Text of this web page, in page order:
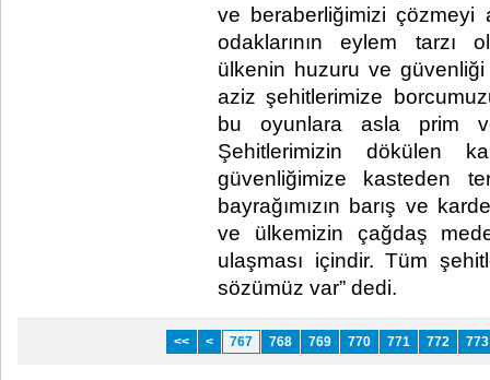
ve beraberliğimizi çözmeyi
odaklarının eylem tarzı
ülkenin huzuru ve
aziz şehitlerimize
bu oyunlara asla prim
Şehitlerimizin dökülen
güvenliğimize kasteden
bayrağımızın barış ve
ve ülkemizin çağdaş
ulaşması içindir. Tüm
sözümüz var” dedi.​ ​
<< < 767 768 769 770 771 772 773